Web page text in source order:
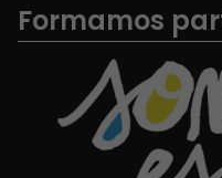
Formamos